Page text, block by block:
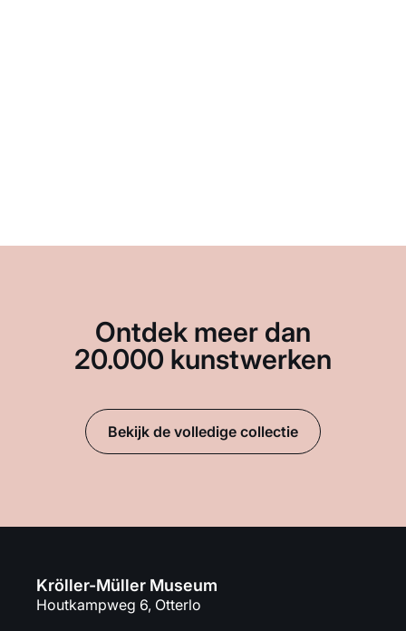
Ontdek meer dan
20.000 kunstwerken
Bekijk de volledige collectie
Kröller-Müller Museum
Houtkampweg 6, Otterlo